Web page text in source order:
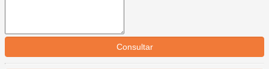
Consultar